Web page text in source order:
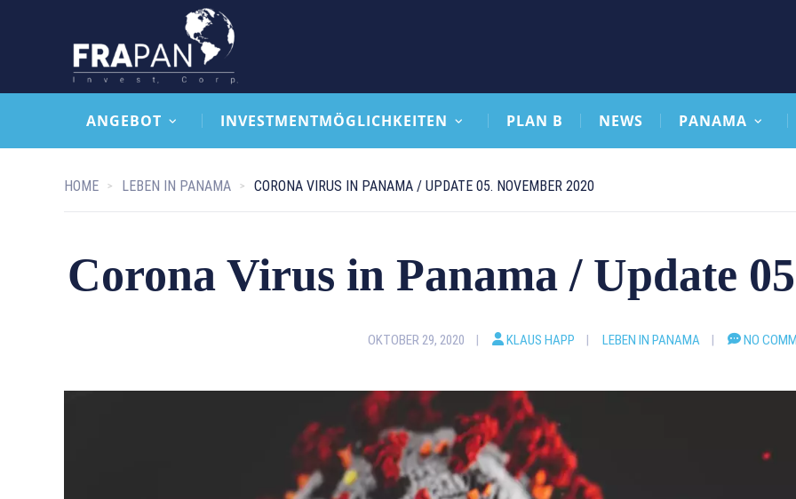
ANGEBOT INVESTMENTMÖGLICHKEITEN PLAN B NEWS PANAMA
HOME LEBEN IN PANAMA CORONA VIRUS IN PANAMA / UPDATE 05. NOVEMBER 2020
Corona Virus in Panama / Update
OKTOBER 29, 2020 KLAUS HAPP LEBEN IN PANAMA NO